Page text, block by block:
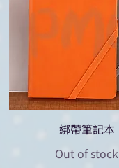
綁帶筆記本
Out of stock